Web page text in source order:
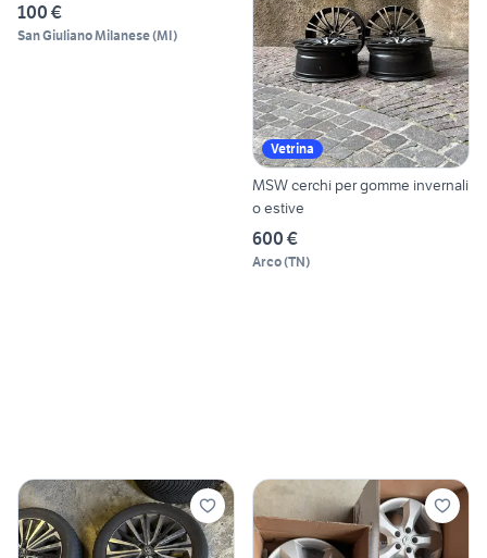
100 €
San Giuliano Milanese(MI)
Vetrina
MSW cerchi per gomme invernali
o estive
600 €
Arco(TN)